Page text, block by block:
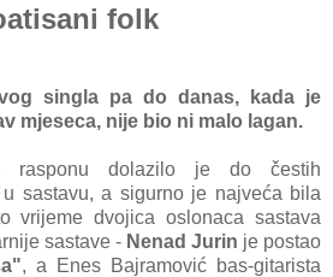
folk
singla pa do danas, kada je
mjeseca, nije bio ni malo lagan.
rasponu dolazilo je do čestih
sastavu, a sigurno je najveća bila
vrijeme dvojica oslonaca sastava
sastave - Nenad Jurin je postao
, a Enes Bajramović bas-gitarista